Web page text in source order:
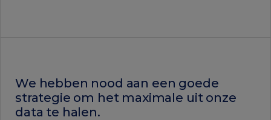
We hebben nood aan een goede
strategie om het maximale uit onze
data te halen.